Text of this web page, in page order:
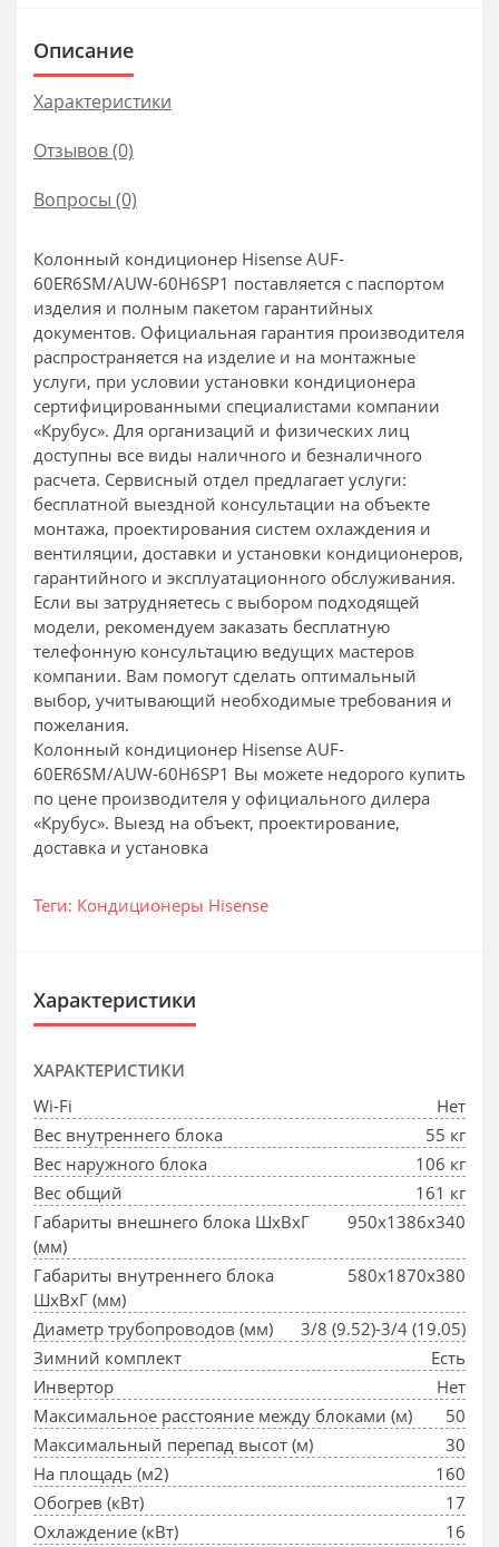
Описание
Характеристики
Отзывов (0)
Вопросы (0)
Колонный кондиционер Hisense AUF-
60ER6SM/AUW-60H6SP1 поставляется с паспортом
изделия и полным пакетом гарантийных
документов. Официальная гарантия производителя
распространяется на изделие и на монтажные
услуги, при условии установки кондиционера
сертифицированными специалистами компании
«Крубус». Для организаций и физических лиц
доступны все виды наличного и безналичного
расчета. Сервисный отдел предлагает услуги:
бесплатной выездной консультации на объекте
монтажа, проектирования систем охлаждения и
вентиляции, доставки и установки кондиционеров,
гарантийного и эксплуатационного обслуживания.
Если вы затрудняетесь с выбором подходящей
модели, рекомендуем заказать бесплатную
телефонную консультацию ведущих мастеров
компании. Вам помогут сделать оптимальный
выбор, учитывающий необходимые требования и
пожелания.
Колонный кондиционер Hisense AUF-
60ER6SM/AUW-60H6SP1 Вы можете недорого купить
по цене производителя у официального дилера
«Крубус». Выезд на объект, проектирование,
доставка и установка
Теги: Кондиционеры Hisense
Характеристики
ХАРАКТЕРИСТИКИ
Wi-Fi
Нет
Вес внутреннего блока
55 кг
Вес наружного блока
106 кг
Вес общий
161 кг
Габариты внешнего блока ШхВхГ
(мм)
950x1386x340
Габариты внутреннего блока
ШхВхГ (мм)
580x1870x380
Диаметр трубопроводов (мм)
3/8 (9.52)-3/4 (19.05)
Зимний комплект
Есть
Инвертор
Нет
Максимальное расстояние между блоками (м)
50
Максимальный перепад высот (м)
30
На площадь (м2)
160
Обогрев (кВт)
17
Охлаждение (кВт)
16